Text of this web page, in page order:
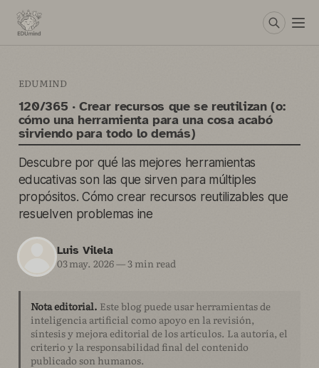
EDUMIND
120/365 · Crear recursos que se reutilizan (o:
cómo una herramienta para una cosa acabó
sirviendo para todo lo demás)
Descubre por qué las mejores herramientas
educativas son las que sirven para múltiples
propósitos. Cómo crear recursos reutilizables que
resuelven problemas ine
Luis Vilela
03 may. 2026—3 min read
Nota editorial. Este blog puede usar herramientas de
inteligencia artificial como apoyo en la revisión,
síntesis y mejora editorial de los artículos. La autoría, el
criterio y la responsabilidad final del contenido
publicado son humanos.